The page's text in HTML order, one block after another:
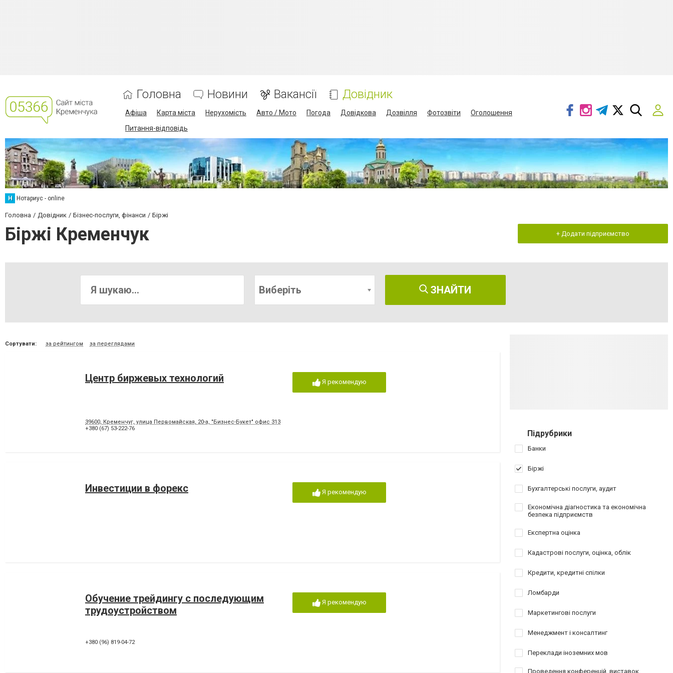
Головна Новини Вакансії Довідник
Афіша Карта міста Нерухомість Авто / Мото Погода Довідкова Дозвілля Фотозвіти
Оголошення
Питання-відповідь
Н Нотариус - online
Головна Довідник Бізнес-послуги, фінанси Біржі
Біржі Кременчук + Додати підприємство
Виберіть ЗНАЙТИ
Сортувати: за рейтингом за переглядами
Центр биржевых технологий
39600, Кременчуг, улица Первомайская, 20-а, "Бизнес-Букет" офис 313
+380 (67) 53-222-76
Я рекомендую
Инвестиции в форекс Я рекомендую
Обучение трейдингу с последующим
трудоустройством
+380 (96) 819-04-72
Я рекомендую
Підрубрики
Банки
Біржі
Бухгалтерські послуги, аудит
Економічна діагностика та економічна
безпека підприємств
Експертна оцінка
Кадастрові послуги, оцінка, облік
Кредити, кредитні спілки
Ломбарди
Маркетингові послуги
Менеджмент і консалтинг
Переклади іноземних мов
Проведення конференцій, виставок,